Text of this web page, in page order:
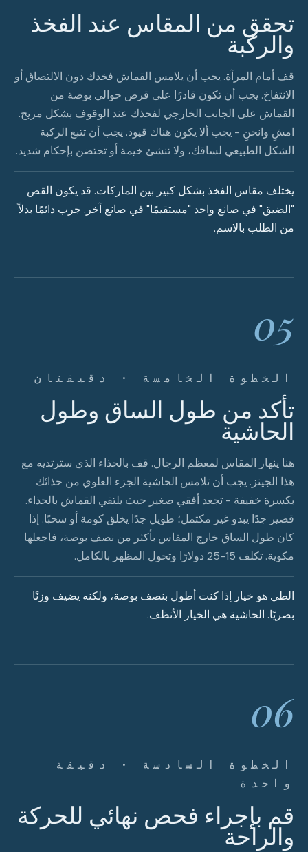
تحقق من المقاس عند الفخذ
والركبة
قف أمام المرآة. يجب أن يلامس القماش فخذك دون الالتصاق أو
الانتفاخ. يجب أن تكون قادرًا على قرص حوالي بوصة من
القماش على الجانب الخارجي لفخذك عند الوقوف بشكل مريح.
امشِ وانحنِ - يجب ألا يكون هناك قيود. يجب أن تتبع الركبة
الشكل الطبيعي لساقك، ولا تنشئ خيمة أو تحتضن بإحكام شديد.
يختلف مقاس الفخذ بشكل كبير بين الماركات. قد يكون القص
"الضيق" في صانع واحد "مستقيمًا" في صانع آخر. جرب دائمًا بدلاً
من الطلب بالاسم.
05
الخطوة الخامسة · دقيقتان
تأكد من طول الساق وطول
الحاشية
هنا ينهار المقاس لمعظم الرجال. قف بالحذاء الذي سترتديه مع
هذا الجينز. يجب أن تلامس الحاشية الجزء العلوي من حذائك
بكسرة خفيفة - تجعد أفقي صغير حيث يلتقي القماش بالحذاء.
قصير جدًا يبدو غير مكتمل؛ طويل جدًا يخلق كومة أو سحبًا. إذا
كان طول الساق خارج المقاس بأكثر من نصف بوصة، فاجعلها
مكوية. تكلف 15-25 دولارًا وتحول المظهر بالكامل.
الطي هو خيار إذا كنت أطول بنصف بوصة، ولكنه يضيف وزنًا
بصريًا. الحاشية هي الخيار الأنظف.
06
الخطوة السادسة · دقيقة
واحدة
قم بإجراء فحص نهائي للحركة
والراحة